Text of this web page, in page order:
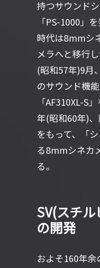
持つサウンド
「PS-1000」
時代は8mmシ
メラへと移行
(昭和57年)9月
のサウンド機
「AF310XL-S
年(昭和60年)
をもって、「
る8mmシネカ
る。
SV(スチ
の開発
およそ160年